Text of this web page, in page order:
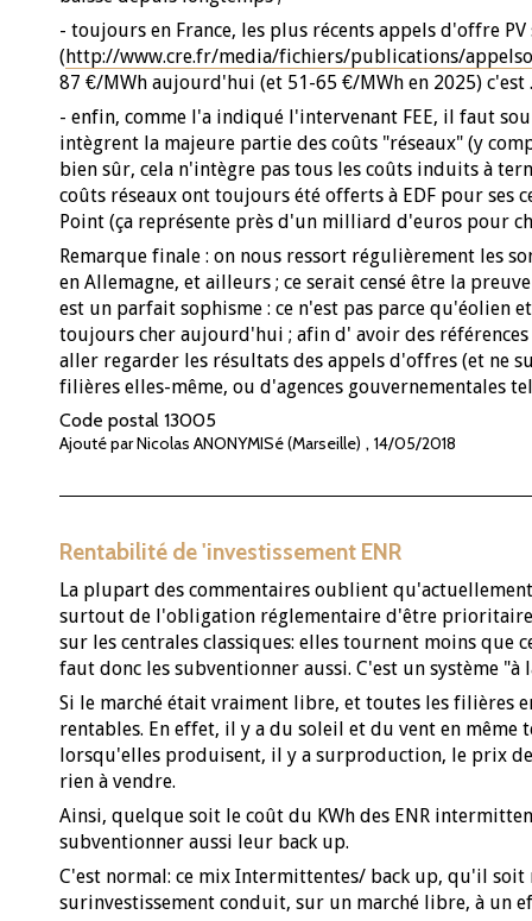
- toujours en France, les plus récents appels d'offre
(http://www.cre.fr/media/fichiers/publications/
87 €/MWh aujourd'hui (et 51-65 €/MWh en 2025) c'est
- enfin, comme l'a indiqué l'intervenant FEE, il faut
intègrent la majeure partie des coûts "réseaux" (y
bien sûr, cela n'intègre pas tous les coûts induits à
coûts réseaux ont toujours été offerts à EDF pour ses
Point (ça représente près d'un milliard d'euros pour
Remarque finale : on nous ressort régulièrement les
en Allemagne, et ailleurs ; ce serait censé être la
est un parfait sophisme : ce n'est pas parce qu'éolien
toujours cher aujourd'hui ; afin d' avoir des
aller regarder les résultats des appels d'offres (et ne
filières elles-même, ou d'agences gouvernementales
Code postal 13005
Ajouté par Nicolas ANONYMISé (Marseille) , 14/05/2018
Rentabilité de 'investissement ENR
La plupart des commentaires oublient
surtout de l'obligation réglementaire d'être prioritaire
sur les centrales classiques: elles tournent moins
faut donc les subventionner aussi. C'est un système "à
Si le marché était vraiment libre, et toutes les filières
rentables. En effet, il y a du soleil et du vent en
lorsqu'elles produisent, il y a surproduction, le prix
rien à vendre.
Ainsi, quelque soit le coût du KWh des ENR
subventionner aussi leur back up.
C'est normal: ce mix Intermittentes/ back up, qu'il
surinvestissement conduit, sur un marché libre, à un